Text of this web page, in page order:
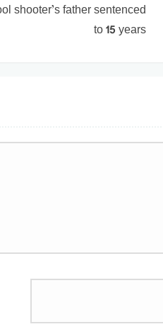
shooter’s father sentenced
to 15 years